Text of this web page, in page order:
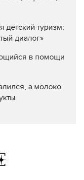
детский туризм:
диалог»
в помощи
а молоко